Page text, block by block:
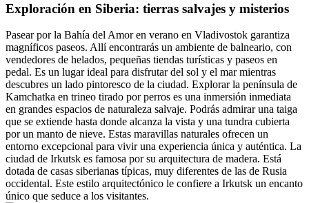
Exploración en Siberia: tierras salvajes y misterios
Pasear por la Bahía del Amor en verano en Vladivostok garantiza
magníficos paseos. Allí encontrarás un ambiente de balneario, con
vendedores de helados, pequeñas tiendas turísticas y paseos en
pedal. Es un lugar ideal para disfrutar del sol y el mar mientras
descubres un lado pintoresco de la ciudad. Explorar la península de
Kamchatka en trineo tirado por perros es una inmersión inmediata
en grandes espacios de naturaleza salvaje. Podrás admirar una taiga
que se extiende hasta donde alcanza la vista y una tundra cubierta
por un manto de nieve. Estas maravillas naturales ofrecen un
entorno excepcional para vivir una experiencia única y auténtica. La
ciudad de Irkutsk es famosa por su arquitectura de madera. Está
dotada de casas siberianas típicas, muy diferentes de las de Rusia
occidental. Este estilo arquitectónico le confiere a Irkutsk un encanto
único que seduce a los visitantes.